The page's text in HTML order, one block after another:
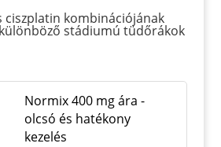
ciszplatin kombinációjának
stádiumú tüdőrákok
Normix 400 mg ára -
olcsó és hatékony
kezelés